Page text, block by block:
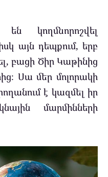
կողմնորոշվել
այն դեպքում, երբ
բացի Ծիր Կաթինից
Սա մեր մոլորակի
է կազմել իր
մարմինների